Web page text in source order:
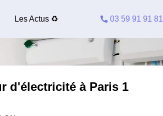
Les Actus ♻️ 03 59 91 91 81